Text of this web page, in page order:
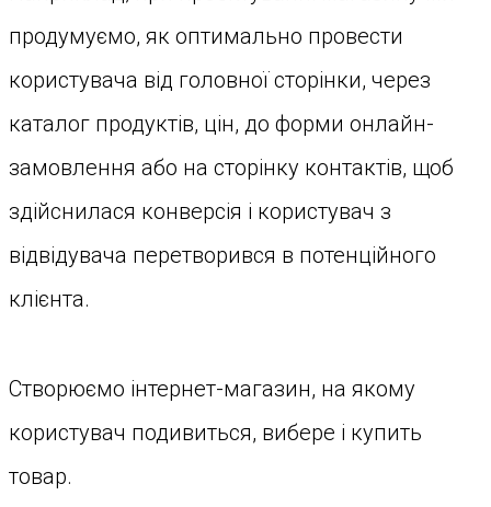
продумуємо, як оптимально провести
користувача від головної сторінки, через
каталог продуктів, цін, до форми онлайн-
замовлення або на сторінку контактів, щоб
здійснилася конверсія і користувач з
відвідувача перетворився в потенційного
клієнта.
Створюємо інтернет-магазин, на якому
користувач подивиться, вибере і купить
товар.